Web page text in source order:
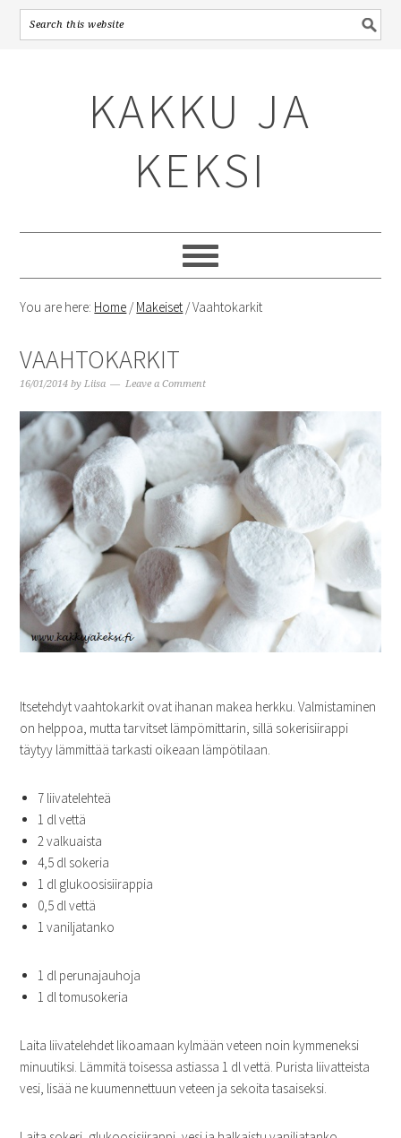
KAKKU JA
KEKSI
You are here: Home /Makeiset /Vaahtokarkit
VAAHTOKARKIT
16/01/2014 byLiisa Leave a Comment
Itsetehdyt vaahtokarkit ovat ihanan makea herkku. Valmistaminen
on helppoa, mutta tarvitset lämpömittarin, sillä sokerisiirappi
täytyy lämmittää tarkasti oikeaan lämpötilaan.
7 liivatelehteä
1 dl vettä
2 valkuaista
4,5 dl sokeria
1 dl glukoosisiirappia
0,5 dl vettä
1 vaniljatanko
1 dl perunajauhoja
1 dl tomusokeria
Laita liivatelehdet likoamaan kylmään veteen noin kymmeneksi
minuutiksi. Lämmitä toisessa astiassa 1 dl vettä. Purista liivatteista
vesi, lisää ne kuumennettuun veteen ja sekoita tasaiseksi.